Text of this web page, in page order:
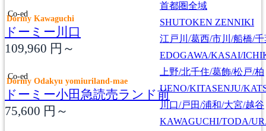
首都圏全域
SHUTOKEN ZENNIKI
江戸川/葛西/市川/船橋/千
EDOGAWA/KASAI/
上野/北千住/葛飾/松戸/柏
UENO/KITASENJU/
川口/戸田/浦和/大宮/越谷
KAWAGUCHI/TODA/
Co-ed
Dormy Kawaguchi
ドーミー川口
109,960 円～
Co-ed
Dormy Odakyu yomiuriland-mae
ドーミー小田急読売ランド前
75,600 円～